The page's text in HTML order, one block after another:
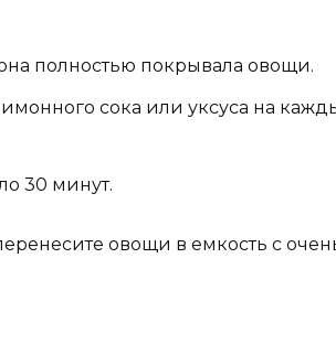
полностью покрывала овощи.
сока или уксуса на
30 минут.
овощи в емкость с